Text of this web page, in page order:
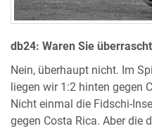
db24: Waren Sie
Nein, überhaupt nicht. Im
liegen wir 1:2 hinten gegen
Nicht einmal die Fidschi-
gegen Costa Rica. Aber die